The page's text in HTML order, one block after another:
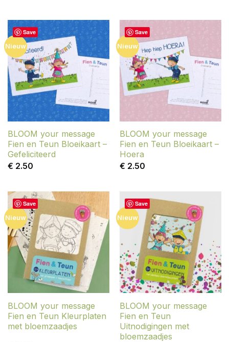
Save
Nieuw
BLOOM your message
Fien en Teun Bloeikaart –
Gefeliciteerd
€ 2.50
Save
Nieuw
BLOOM your message
Fien en Teun Bloeikaart –
Hoera
€ 2.50
Save
Nieuw
BLOOM your message
Fien en Teun Kleurplaten
met bloemzaadjes
Save
Nieuw
BLOOM your message
Fien en Teun
Uitnodigingen met
bloemzaadjes